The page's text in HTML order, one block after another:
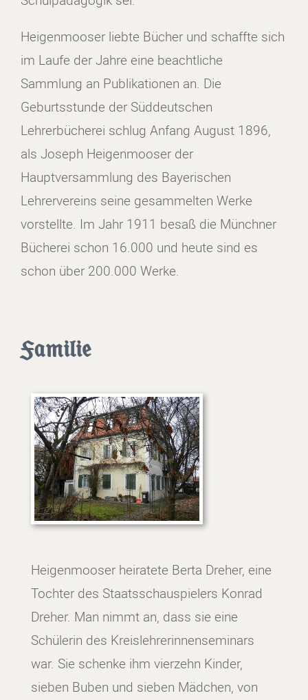
Heigenmooser liebte Bücher und schaffte sich
im Laufe der Jahre eine beachtliche
Sammlung an Publikationen an. Die
Geburtsstunde der Süddeutschen
Lehrerbücherei schlug Anfang August 1896,
als Joseph Heigenmooser der
Hauptversammlung des Bayerischen
Lehrervereins seine gesammelten Werke
vorstellte. Im Jahr 1911 besaß die Münchner
Bücherei schon 16.000 und heute sind es
schon über 200.000 Werke.
Familie
Heigenmooser heiratete Berta Dreher, eine
Tochter des Staatsschauspielers Konrad
Dreher. Man nimmt an, dass sie eine
Schülerin des Kreislehrerinnenseminars
war. Sie schenke ihm vierzehn Kinder,
sieben Buben und sieben Mädchen, von